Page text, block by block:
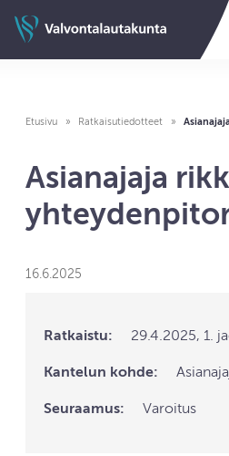
Valvontalautakunnan
Etusivu Ratkaisutiedotteet
Asianajaja
16.6.2025
Ratkaistu: 29.4.2025, 1.
Kantelun kohde:
Seuraamus: Varoitus